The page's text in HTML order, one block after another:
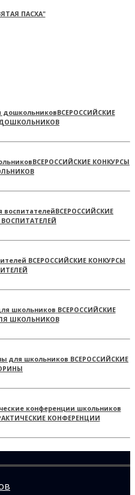
ПАСХА"
ВСЕРОССИЙСКИЕ
ВСЕРОССИЙСКИЕ КОНКУРСЫ
ВСЕРОССИЙСКИЕ
ВСЕРОССИЙСКИЕ КОНКУРСЫ
ВСЕРОССИЙСКИЕ
ШКОЛЬНИКОВ
ВСЕРОССИЙСКИЕ
КОНФЕРЕНЦИИ